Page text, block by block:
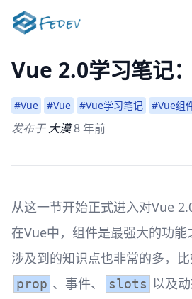
Vue 2.0学习笔记
#Vue #Vue #Vue学习笔记 #Vue组
发布于大漠8 年前
从这一节开始正式进入对Vue
在Vue中，组件是最强大的功
涉及到的知识点也非常的多，比
prop 、事件、 slots 以及